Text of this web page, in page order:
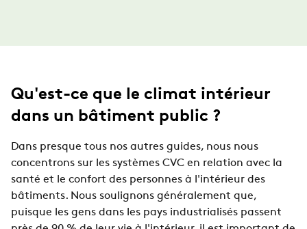
Qu'est-ce que le climat intérieur
dans un bâtiment public ?
Dans presque tous nos autres guides, nous nous
concentrons sur les systèmes CVC en relation avec la
santé et le confort des personnes à l'intérieur des
bâtiments. Nous soulignons généralement que,
puisque les gens dans les pays industrialisés passent